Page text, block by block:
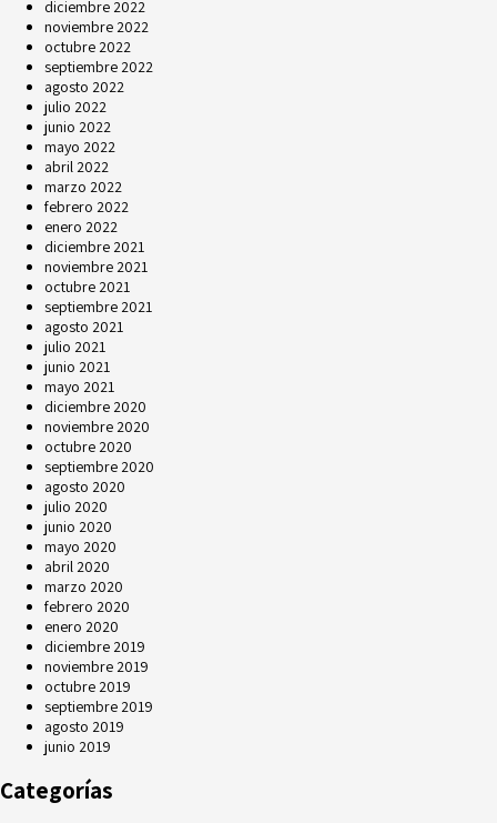
diciembre 2022
noviembre 2022
octubre 2022
septiembre 2022
agosto 2022
julio 2022
junio 2022
mayo 2022
abril 2022
marzo 2022
febrero 2022
enero 2022
diciembre 2021
noviembre 2021
octubre 2021
septiembre 2021
agosto 2021
julio 2021
junio 2021
mayo 2021
diciembre 2020
noviembre 2020
octubre 2020
septiembre 2020
agosto 2020
julio 2020
junio 2020
mayo 2020
abril 2020
marzo 2020
febrero 2020
enero 2020
diciembre 2019
noviembre 2019
octubre 2019
septiembre 2019
agosto 2019
junio 2019
Categorías